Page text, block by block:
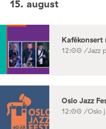
15. august
12:00 /Jazz
Oslo Jazz
12:00 /Oslo